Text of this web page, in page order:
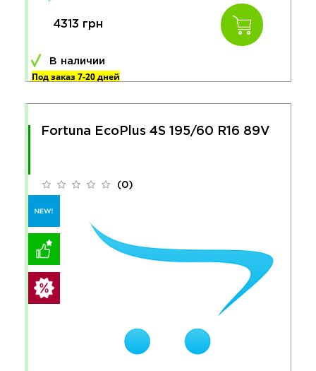
4313 грн
В наличии
Под заказ 7-20 дней
Fortuna EcoPlus 4S 195/60 R16 89V
(0)